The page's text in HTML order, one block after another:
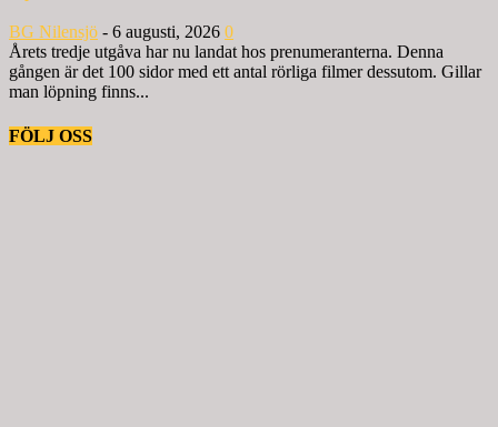
BG Nilensjö - 6 augusti, 2026 0
Årets tredje utgåva har nu landat hos prenumeranterna. Denna
gången är det 100 sidor med ett antal rörliga filmer dessutom. Gillar
man löpning finns...
FÖLJ OSS